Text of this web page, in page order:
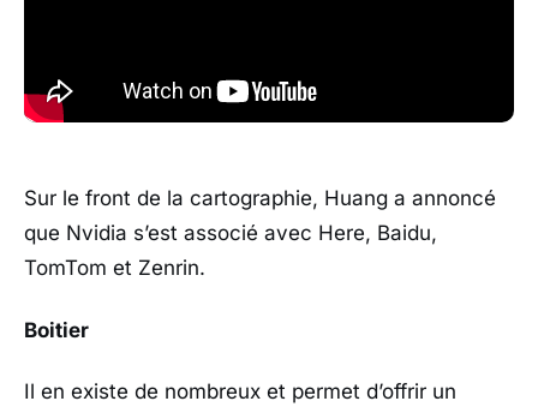
Sur le front de la cartographie, Huang a annoncé
que Nvidia s’est associé avec Here, Baidu,
TomTom et Zenrin.
Boitier
Il en existe de nombreux et permet d’offrir un